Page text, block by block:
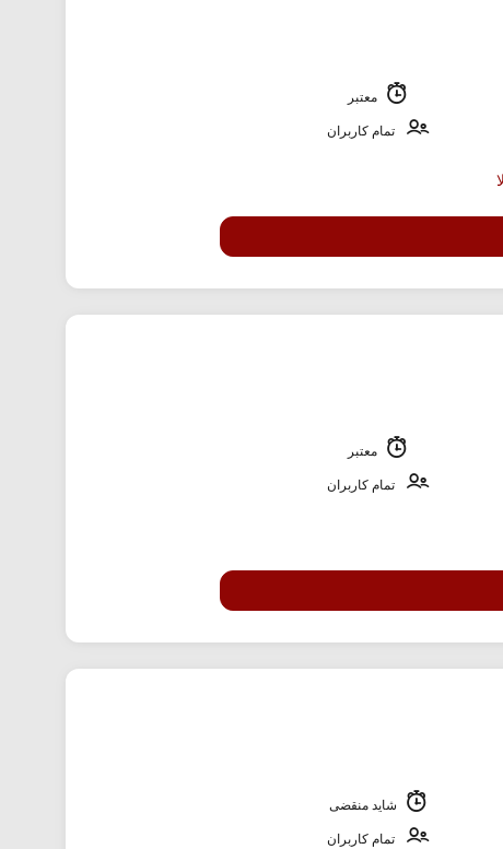
معتبر
تمام کاربران
معتبر
تمام کاربران
شاید منقضی
تمام کاربران